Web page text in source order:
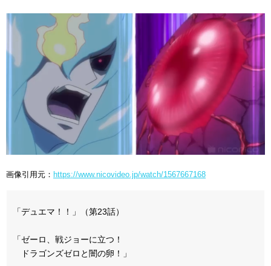
画像引用元： https://www.nicovideo.jp/watch/1567667168
「デュエマ！！」（第23話）
「ゼーロ、戦ジョーに立つ！
ドラゴンズゼロと闇の卵！」